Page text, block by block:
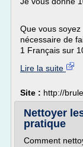
Que vous
nécessaire de
1 Français sur
Lire la suite
Site : http://
Nettoyer
pratique
Comment